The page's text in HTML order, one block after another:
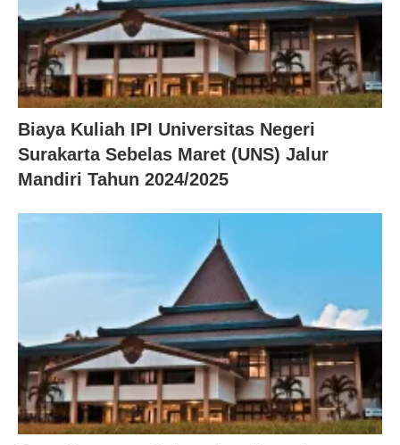
Biaya Kuliah IPI Universitas Negeri
Surakarta Sebelas Maret (UNS) Jalur
Mandiri Tahun 2024/2025